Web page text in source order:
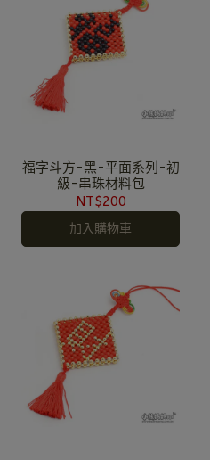
福字斗方-黑-平面系列-初
級-串珠材料包
NT$200
加入購物車